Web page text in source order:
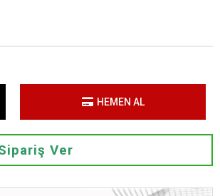
HEMEN AL
Ver